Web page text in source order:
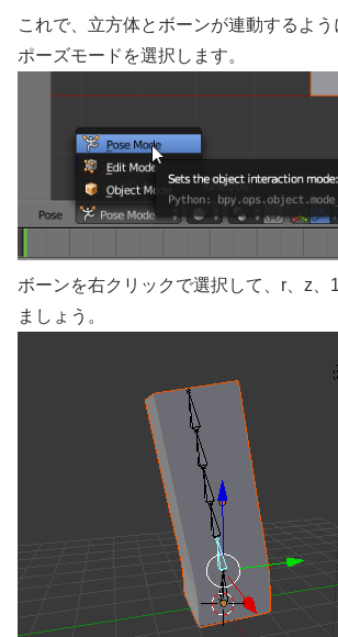
これで、立方体とボーンが連動するよう
ポーズモードを選択します。
ボーンを右クリックで選択して、r、z、
ましょう。